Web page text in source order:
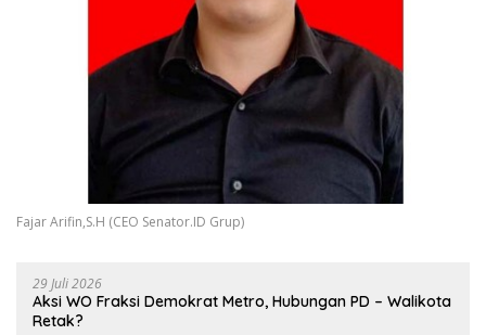
Fajar Arifin,S.H (CEO Senator.ID Grup)
29 Juli 2026
Aksi WO Fraksi Demokrat Metro, Hubungan PD – Walikota
Retak?